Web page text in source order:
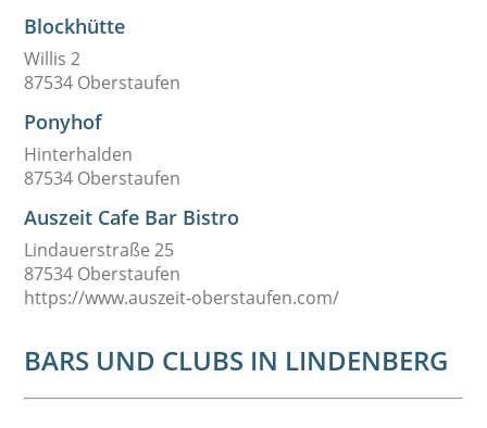
Blockhütte
Willis 2
87534 Oberstaufen
Ponyhof
Hinterhalden
87534 Oberstaufen
Auszeit Cafe Bar Bistro
Lindauerstraße 25
87534 Oberstaufen
https://www.auszeit-oberstaufen.com/
BARS UND CLUBS IN LINDENBERG